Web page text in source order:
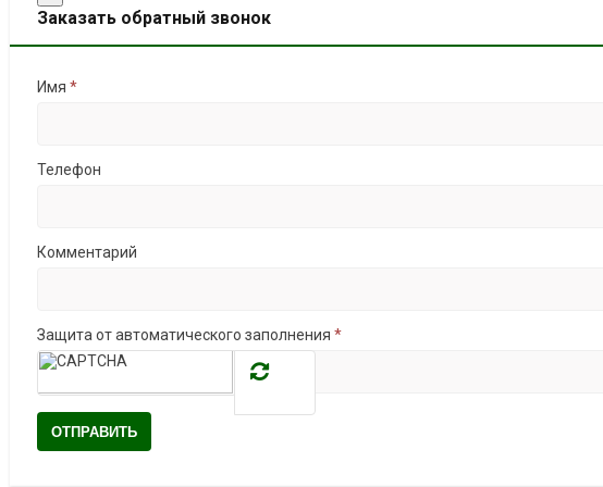
Заказать обратный звонок
Имя *
Телефон
Комментарий
Защита от автоматического заполнения *
ОТПРАВИТЬ